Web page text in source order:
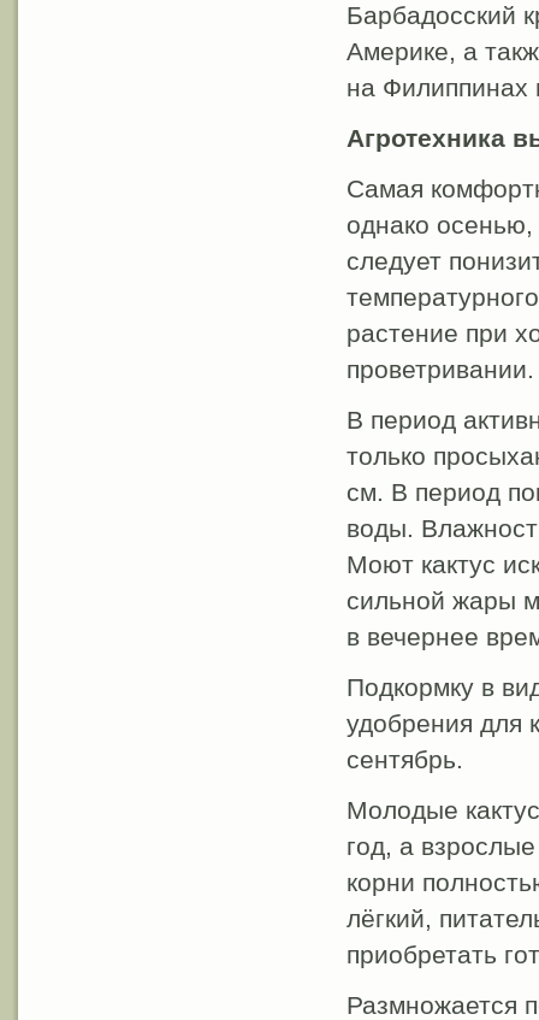
Барбадосский
Америке, а
на Филиппинах
Агротехника
Самая
однако
следует
растение при
проветривании.
В период
только
см. В период
воды.
Моют кактус
сильной жары
в вечернее
Подкормку в
удобрения для
сентябрь.
Молодые
год, а
корни
лёгкий,
приобретать
Размножается